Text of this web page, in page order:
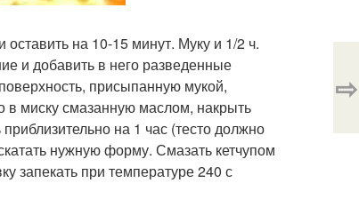
на 10-15 минут. Муку и 1/2 ч.
и добавить в него разведенные
присыпанную мукой,
в миску смазанную маслом, накрыть
на 1 час (тесто должно
нужную форму. Смазать кетчупом
запекать при температуре 240 с
⇨